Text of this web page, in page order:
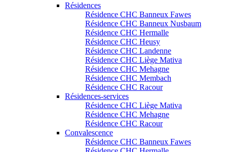
Résidences
Résidence CHC Banneux Fawes
Résidence CHC Banneux Nusbaum
Résidence CHC Hermalle
Résidence CHC Heusy
Résidence CHC Landenne
Résidence CHC Liège Mativa
Résidence CHC Mehagne
Résidence CHC Membach
Résidence CHC Racour
Résidences-services
Résidence CHC Liège Mativa
Résidence CHC Mehagne
Résidence CHC Racour
Convalescence
Résidence CHC Banneux Fawes